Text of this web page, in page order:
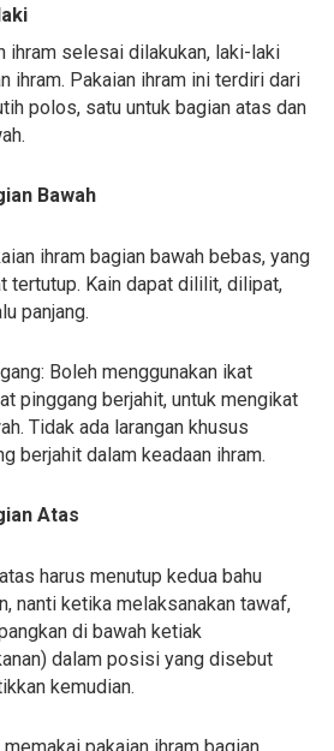
ihram selesai dilakukan, laki-laki
ihram. Pakaian ihram ini terdiri dari
polos, satu untuk bagian atas dan
Bawah
ihram bagian bawah bebas, yang
tertutup. Kain dapat dililit, dilipat,
panjang.
Boleh menggunakan ikat
pinggang berjahit, untuk mengikat
Tidak ada larangan khusus
berjahit dalam keadaan ihram.
Atas
harus menutup kedua bahu
nanti ketika melaksanakan tawaf,
di bawah ketiak
dalam posisi yang disebut
kemudian.